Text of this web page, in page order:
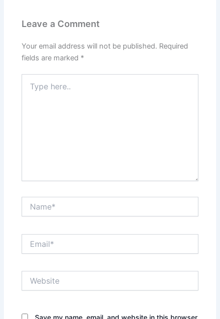
Leave a Comment
Your email address will not be published. Required
fields are marked *
here..
Save my name, email, and website in this browser